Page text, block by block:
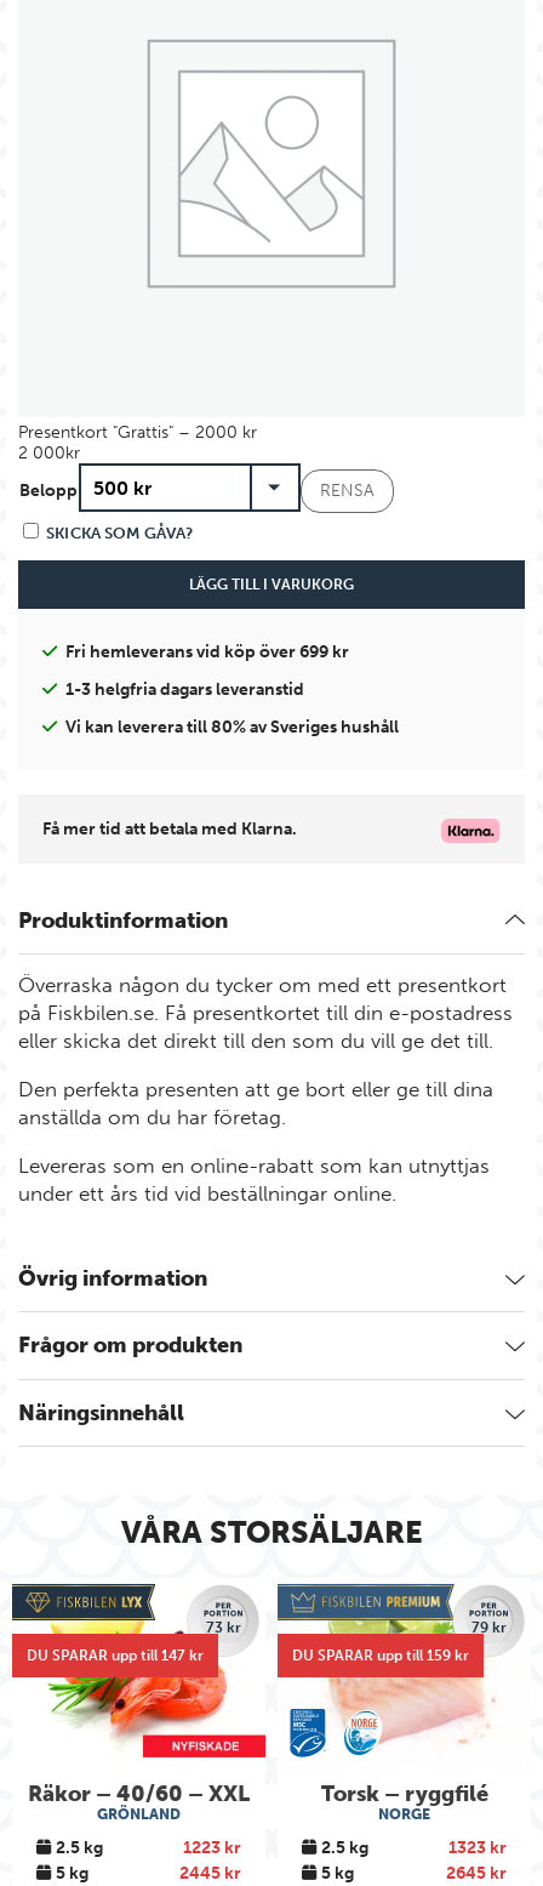
Presentkort "Grattis" – 2000 kr
2 000kr
Belopp
RENSA
SKICKA SOM GÅVA?
LÄGG TILL I VARUKORG
Fri hemleverans vid köp över 699 kr
1-3 helgfria dagars leveranstid
Vi kan leverera till 80% av Sveriges hushåll
Få mer tid att betala med Klarna.
Produktinformation
Överraska någon du tycker om med ett presentkort
på Fiskbilen.se. Få presentkortet till din e-postadress
eller skicka det direkt till den som du vill ge det till.
Den perfekta presenten att ge bort eller ge till dina
anställda om du har företag.
Levereras som en online-rabatt som kan utnyttjas
under ett års tid vid beställningar online.
Övrig information
Frågor om produkten
Näringsinnehåll
VÅRA STORSÄLJARE
73 kr
DU SPARAR upp till 147 kr
Räkor – 40/60 – XXL
GRÖNLAND
2.5 kg
1223 kr
5 kg
2445 kr
79 kr
DU SPARAR upp till 159 kr
Torsk – ryggfilé
NORGE
2.5 kg
1323 kr
5 kg
2645 kr